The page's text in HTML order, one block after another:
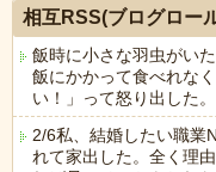
相互RSS(ブログロー
飯時に小さな羽虫がい
飯にかかって食べれな
い！」って怒り出した
2/6私、結婚したい職業
れて家出した。全く理